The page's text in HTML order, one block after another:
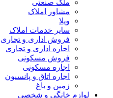
ملک صنعتی
مشاور املاک
ویلا
سایر خدمات املاک
فروش اداری و تجاری
اجاره اداری و تجاری
فروش مسکونی
اجاره مسکونی
اجاره اتاق و پانسیون
زمین و باغ
لوازم خانگی و شخصی